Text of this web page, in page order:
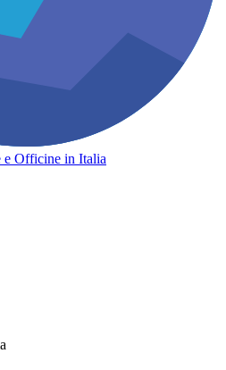
Officine in Italia